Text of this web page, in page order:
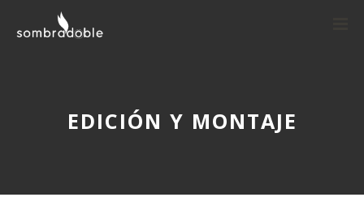
EDICIÓN Y MONTAJE